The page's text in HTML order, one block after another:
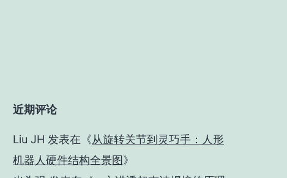
近期评论
Liu JH 发表在《从旋转关节到灵巧手：人形
机器人硬件结构全景图》